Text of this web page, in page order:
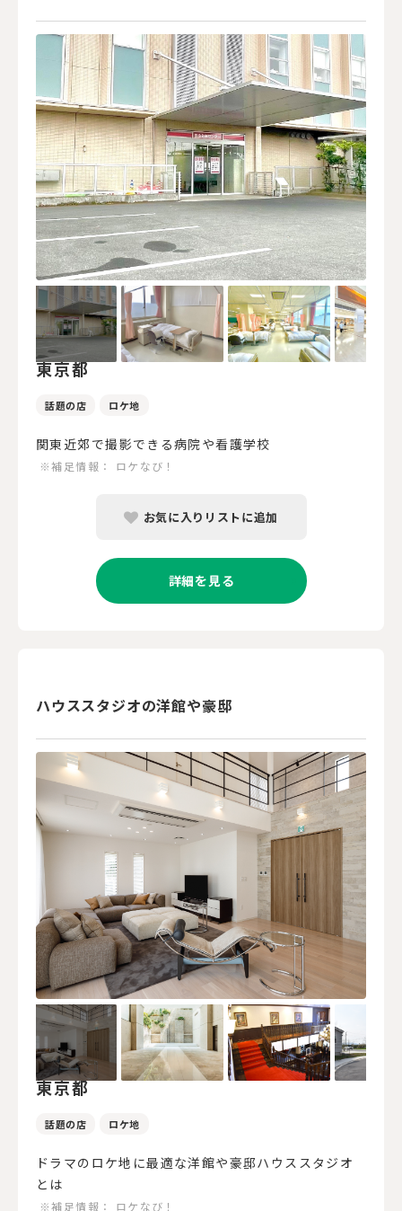
東京都
話題の店 ロケ地
関東近郊で撮影できる病院や看護学校
※補足情報： ロケなび！
お気に入りリストに追加
詳細を見る
ハウススタジオの洋館や豪邸
東京都
話題の店 ロケ地
ドラマのロケ地に最適な洋館や豪邸ハウススタジオ
とは
※補足情報： ロケなび！